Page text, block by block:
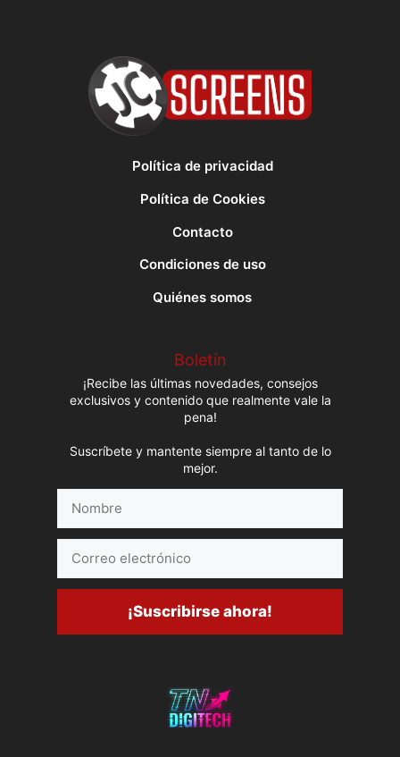
Política de privacidad
Política de Cookies
Contacto
Condiciones de uso
Quiénes somos
Boletín
¡Recibe las últimas novedades, consejos
exclusivos y contenido que realmente vale la
pena!
Suscríbete y mantente siempre al tanto de lo
mejor.
electrónico
¡Suscribirse ahora!